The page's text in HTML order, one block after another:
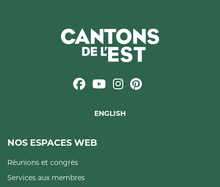
ENGLISH
NOS ESPACES WEB
Réunions et congrès
Services aux membres